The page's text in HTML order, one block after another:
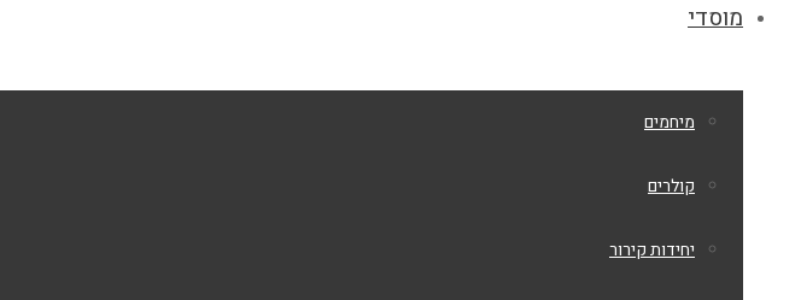
מוסדי
מיחמים
קולרים
יחידות קירור